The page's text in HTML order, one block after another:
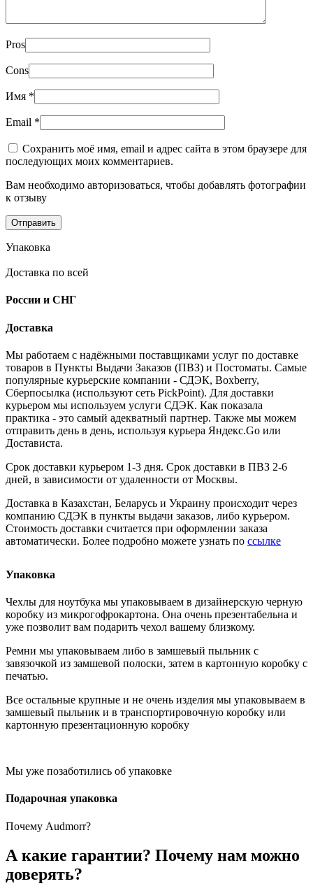
Pros
Cons
Имя *
Email *
Сохранить моё имя, email и адрес сайта в этом браузере для
последующих моих комментариев.
Вам необходимо авторизоваться, чтобы добавлять фотографии
к отзыву
Упаковка
Доставка по всей
России и СНГ
Доставка
Мы работаем с надёжными поставщиками услуг по доставке
товаров в Пункты Выдачи Заказов (ПВЗ) и Постоматы. Самые
популярные курьерские компании - СДЭК, Boxberry,
Сберпосылка (используют сеть PickPoint). Для доставки
курьером мы используем услуги СДЭК. Как показала
практика - это самый адекватный партнер. Также мы можем
отправить день в день, используя курьера Яндекс.Go или
Достависта.
Срок доставки курьером 1-3 дня. Срок доставки в ПВЗ 2-6
дней, в зависимости от удаленности от Москвы.
Доставка в Казахстан, Беларусь и Украину происходит через
компанию СДЭК в пункты выдачи заказов, либо курьером.
Стоимость доставки считается при оформлении заказа
автоматически. Более подробно можете узнать по ссылке
Упаковка
Чехлы для ноутбука мы упаковываем в дизайнерскую черную
коробку из микрогофрокартона. Она очень презентабельна и
уже позволит вам подарить чехол вашему близкому.
Ремни мы упаковываем либо в замшевый пыльник с
завязочкой из замшевой полоски, затем в картонную коробку с
печатью.
Все остальные крупные и не очень изделия мы упаковываем в
замшевый пыльник и в транспортировочную коробку или
картонную презентационную коробку
Мы уже позаботились об упаковке
Подарочная упаковка
Почему Audmorr?
А какие гарантии? Почему нам можно
доверять?